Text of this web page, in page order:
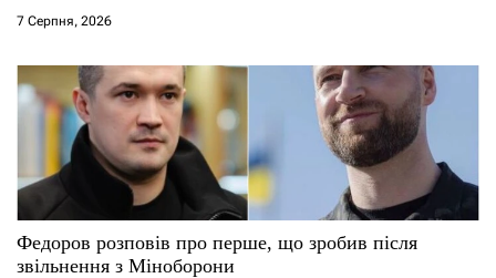
7 Серпня, 2026
Федоров розповів про перше, що зробив після
звільнення з Міноборони